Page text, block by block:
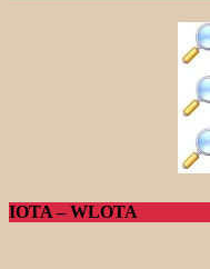
IOTA – WLOTA